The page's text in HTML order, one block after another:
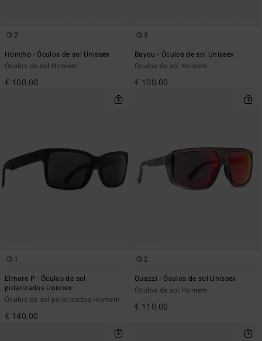
2
Honcho - Óculos de sol Unissex
Óculos de sol Homem
€ 100,00
3
Bayou - Óculos de sol Unissex
Óculos de sol Homem
€ 100,00
1
Elmore P - Óculos de sol
polarizados Unissex
Óculos de sol polarizados Homem
€ 140,00
2
Quazzi - Óculos de sol Unissex
Óculos de sol Homem
€ 110,00